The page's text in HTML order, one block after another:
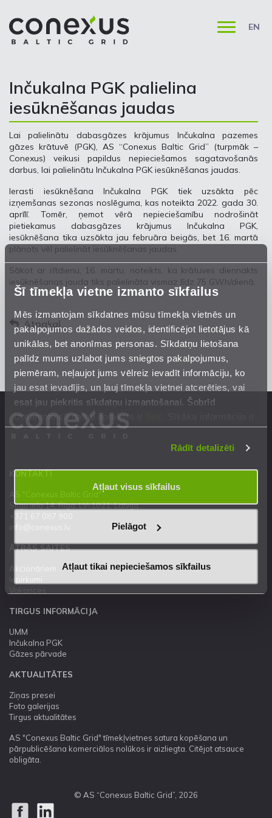
Šī tīmekļa vietne izmanto sīkfailus
Mēs izmantojam sīkdatnes mūsu tīmekļa vietnēs un
pakalpojumos dažādos veidos, identificējot lietotājus kā
unikālas, bet anonīmas personas. Sīkdatņu lietošana
palīdz mums uzlabot jums sniegtos pakalpojumus,
piemēram, neļaujot jums vēlreiz ievadīt informāciju, ko
jau esat ievadījis, un ļauj tīmekļa vietnei atcerēties, vai
esat jau piekritis sīkdatņu izmantošanai. Šobrīd
izmantoto sīkdatņu apraksts ir
mūsuPrivātuma atrunā.
Rādīt detalizēti
Atļaut visus sīkfailus
Pielāgot
Atļaut tikai nepieciešamos sīkfailus
EN
Inčukalna PGK palielina
iesūknēšanas jaudas
Lai palielinātu dabasgāzes krājumus Inčukalna pazemes
gāzes krātuvē (PGK), AS “Conexus Baltic Grid” (turpmāk –
Conexus) veikusi papildus nepieciešamos sagatavošanās
darbus, lai palielinātu Inčukalna PGK iesūknēšanas jaudas.
Ierasti iesūknēšana Inčukalna PGK tiek uzsākta pēc
izņemšanas sezonas noslēguma, kas noteikta 2022. gada 30.
aprīlī. Tomēr, ņemot vērā nepieciešamību nodrošināt
pietiekamus dabasgāzes krājumus Inčukalna PGK,
iesūknēšana tika uzsākta jau februāra beigās, bet 16. martā
plānots vēl palielināt iesūknēšanas jaudas.
Sākot ar rītdienu, 16. martu, noteikts, ka krātuves diennakts
iesūknēšanas jauda tiks palielināta vismaz līdz 75 GWh/dienā.
Atpakaļ
KONTAKTI
Stigu iela 14, Rīga, LV-1021, Latvija
ĀTRĀS SAITES
TIRGUS INFORMĀCIJA
UMM
Inčukalna PGK
Gāzes pārvade
AKTUALITĀTES
Ziņas presei
Foto galerijas
Tirgus aktualitātes
AS "Conexus Baltic Grid" tīmekļvietnes satura kopēšana un
pārpublicēšana komerciālos nolūkos ir aizliegta. Citējot atsauce
obligāta.
© AS “Conexus Baltic Grid”, 2026